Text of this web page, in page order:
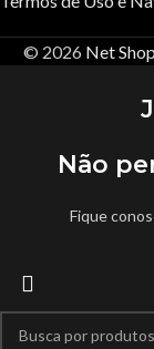
© 2026 Net
Não
Fique